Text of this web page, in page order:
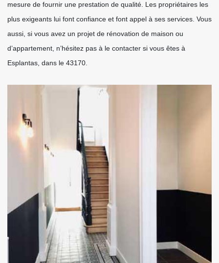
mesure de fournir une prestation de qualité. Les propriétaires les
plus exigeants lui font confiance et font appel à ses services. Vous
aussi, si vous avez un projet de rénovation de maison ou
d’appartement, n’hésitez pas à le contacter si vous êtes à
Esplantas, dans le 43170.